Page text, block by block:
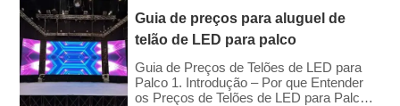
entre comprar ou alugar um telão de LED
é um dos compromissos financeiros mais
significativos que um organizador de
eventos, igreja ou produtora pode
assumir. É o clássico investimento de
capital (CapEx, na sigla em inglês).
Guia de preços para aluguel de
telão de LED para palco
Guia de Preços de Telões de LED para
Palco 1. Introdução – Por que Entender
os Preços de Telões de LED para Palco é